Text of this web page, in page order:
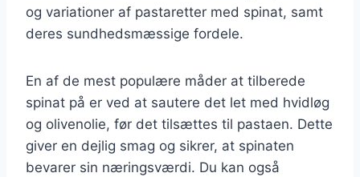
og variationer af pastaretter med spinat, samt
deres sundhedsmæssige fordele.
En af de mest populære måder at tilberede
spinat på er ved at sautere det let med hvidløg
og olivenolie, før det tilsættes til pastaen. Dette
giver en dejlig smag og sikrer, at spinaten
bevarer sin næringsværdi. Du kan også